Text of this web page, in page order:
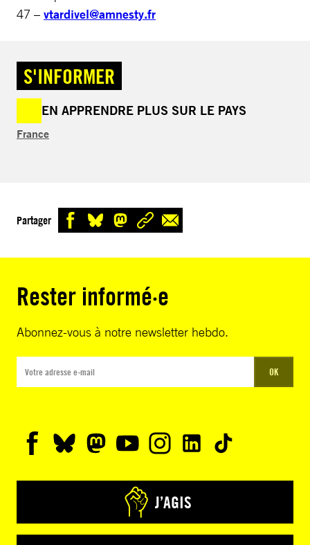
47 – vtardivel@amnesty.fr
S'INFORMER
EN APPRENDRE PLUS SUR LE PAYS
France
Partager
Rester informé·e
Abonnez-vous à notre newsletter hebdo.
OK
J’AGIS